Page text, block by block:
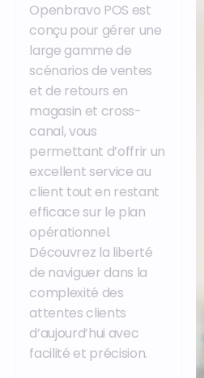
Openbravo POS est
conçu pour gérer une
large gamme de
scénarios de ventes
et de retours en
magasin et cross-
canal, vous
permettant d’offrir un
excellent service au
client tout en restant
efficace sur le plan
opérationnel.
Découvrez la liberté
de naviguer dans la
complexité des
attentes clients
d’aujourd’hui avec
facilité et précision.